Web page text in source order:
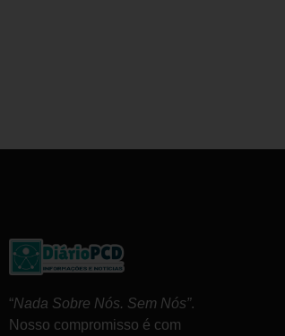
“Nada Sobre Nós. Sem Nós”.
Nosso compromisso é com